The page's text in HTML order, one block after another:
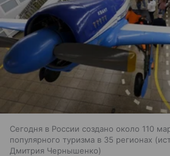
Сегодня в России создано около 110
популярного туризма в 35 регионах
Дмитрия Чернышенко